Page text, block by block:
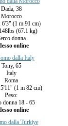
Dada, 38
Morocco
6'3" (1 m 91 cm)
(67.1 kg)
donna
online
Tony, 65
Italy
Roma
(1 m 82 cm)
Peso:
donna 18 - 65
online